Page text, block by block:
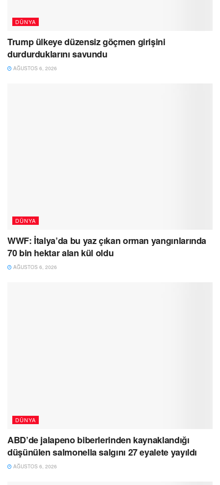
DÜNYA
Trump ülkeye düzensiz göçmen girişini
durdurduklarını savundu
AĞUSTOS 6, 2026
DÜNYA
WWF: İtalya’da bu yaz çıkan orman yangınlarında
70 bin hektar alan kül oldu
AĞUSTOS 6, 2026
DÜNYA
ABD’de jalapeno biberlerinden kaynaklandığı
düşünülen salmonella salgını 27 eyalete yayıldı
AĞUSTOS 6, 2026